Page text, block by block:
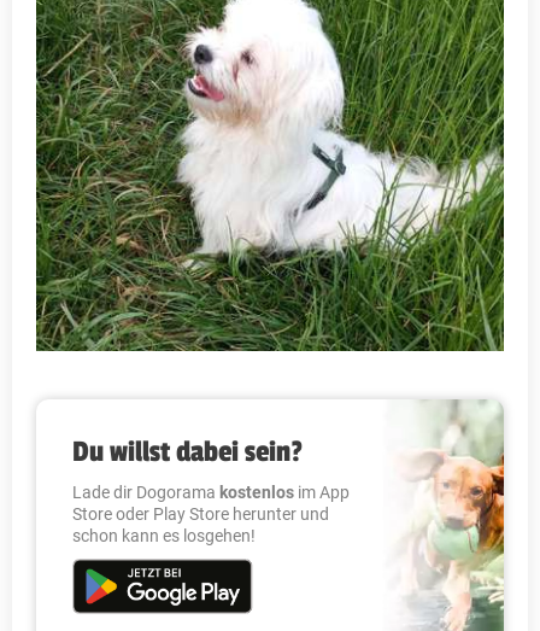
Du willst dabei sein?
Lade dir Dogorama kostenlos im App
Store oder Play Store herunter und
schon kann es losgehen!